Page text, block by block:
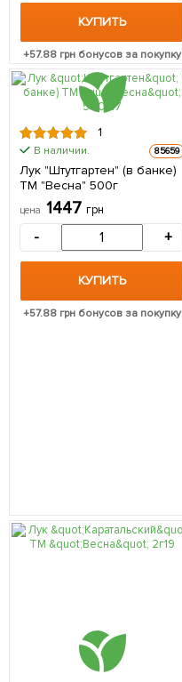
КУПИТЬ
+57.88грн бонусов за покупку
1
В наличии. 85659
Лук "Штутгартен" (в банке)
ТМ "Весна" 500г
цена 1447 грн
- +
КУПИТЬ
+57.88грн бонусов за покупку